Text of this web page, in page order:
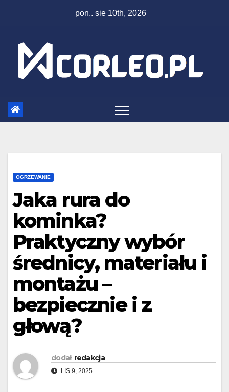
pon.. sie 10th, 2026
OGRZEWANIE
Jaka rura do
kominka?
Praktyczny wybór
średnicy, materiału i
montażu –
bezpiecznie i z
głową?
dodał redakcja
LIS 9, 2025